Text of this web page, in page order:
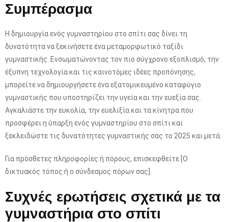
Συμπέρασμα
Η δημιουργία ενός γυμναστηρίου στο σπίτι σας δίνει τη
δυνατότητα να ξεκινήσετε ένα μεταμορφωτικό ταξίδι
γυμναστικής. Ενσωματώνοντας τον πιο σύγχρονο εξοπλισμό, την
έξυπνη τεχνολογία και τις καινοτόμες ιδέες προπόνησης,
μπορείτε να δημιουργήσετε ένα εξατομικευμένο καταφύγιο
γυμναστικής που υποστηρίζει την υγεία και την ευεξία σας.
Αγκαλιάστε την ευκολία, την ευελιξία και τα κίνητρα που
προσφέρει η ύπαρξη ενός γυμναστηρίου στο σπίτι και
ξεκλειδώστε τις δυνατότητες γυμναστικής σας το 2025 και μετά.
Για πρόσθετες πληροφορίες ή πόρους, επισκεφθείτε [Ο
δικτυακός τόπος ή ο σύνδεσμος πόρων σας].
Συχνές ερωτήσεις σχετικά με τα
γυμναστήρια στο σπίτι